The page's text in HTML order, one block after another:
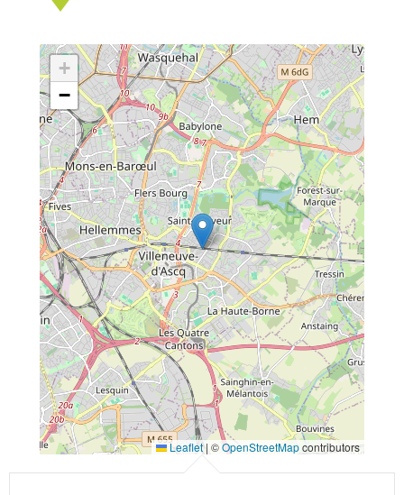
+
−
Leaflet| ©OpenStreetMapcontributors